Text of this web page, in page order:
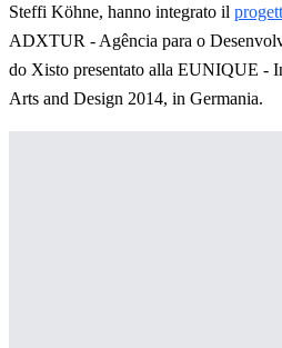
Steffi Köhne, hanno integrato il
ADXTUR - Agência para o
do Xisto presentato alla EUNIQUE -
Arts and Design 2014, in Germania.